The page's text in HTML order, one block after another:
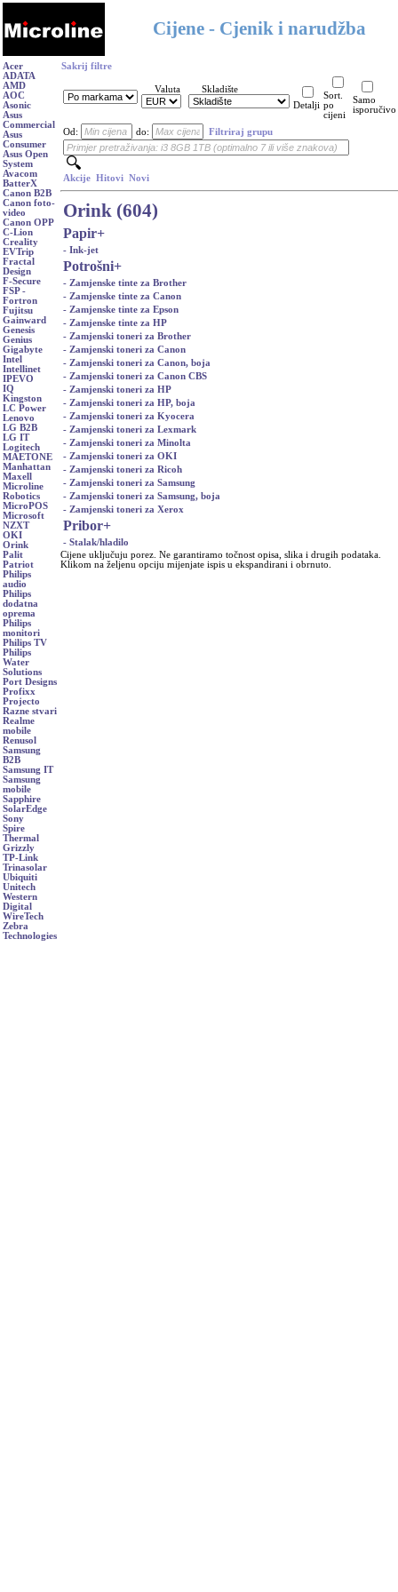
Cijene - Cjenik i narudžba
Acer
ADATA
AMD
AOC
Asonic
Asus
Commercial
Asus
Consumer
Asus Open
System
Avacom
BatterX
Canon B2B
Canon foto-
video
Canon OPP
C-Lion
Creality
EVTrip
Fractal
Design
F-Secure
FSP -
Fortron
Fujitsu
Gainward
Genesis
Genius
Gigabyte
Intel
Intellinet
IPEVO
IQ
Kingston
LC Power
Lenovo
LG B2B
LG IT
Logitech
MAETONE
Manhattan
Maxell
Microline
Robotics
MicroPOS
Microsoft
NZXT
OKI
Orink
Palit
Patriot
Philips
audio
Philips
dodatna
oprema
Philips
monitori
Philips TV
Philips
Water
Solutions
Port Designs
Profixx
Projecto
Razne stvari
Realme
mobile
Renusol
Samsung
B2B
Samsung IT
Samsung
mobile
Sapphire
SolarEdge
Sony
Spire
Thermal
Grizzly
TP-Link
Trinasolar
Ubiquiti
Unitech
Western
Digital
WireTech
Zebra
Technologies
Sakrij filtre
Valuta
Skladište
Detalji
Sort.
po
cijeni
Samo
isporučivo
Od: do: Filtriraj grupu
Akcije Hitovi Novi
Orink (604)
Papir+
- Ink-jet
Potrošni+
- Zamjenske tinte za Brother
- Zamjenske tinte za Canon
- Zamjenske tinte za Epson
- Zamjenske tinte za HP
- Zamjenski toneri za Brother
- Zamjenski toneri za Canon
- Zamjenski toneri za Canon, boja
- Zamjenski toneri za Canon CBS
- Zamjenski toneri za HP
- Zamjenski toneri za HP, boja
- Zamjenski toneri za Kyocera
- Zamjenski toneri za Lexmark
- Zamjenski toneri za Minolta
- Zamjenski toneri za OKI
- Zamjenski toneri za Ricoh
- Zamjenski toneri za Samsung
- Zamjenski toneri za Samsung, boja
- Zamjenski toneri za Xerox
Pribor+
- Stalak/hladilo
Cijene uključuju porez. Ne garantiramo točnost opisa, slika i drugih podataka.
Klikom na željenu opciju mijenjate ispis u ekspandirani i obrnuto.